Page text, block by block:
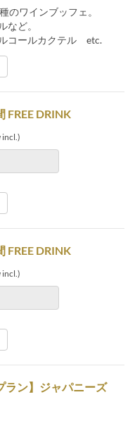
ワインブッフェ。
など。
コールカクテル etc.
FREE DRINK
incl.)
FREE DRINK
incl.)
ラン】ジャパニーズ